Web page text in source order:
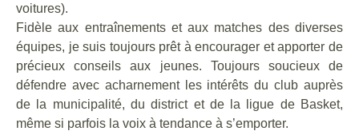
voitures).
Fidèle aux entraînements et aux matches des diverses
équipes, je suis toujours prêt à encourager et apporter de
précieux conseils aux jeunes. Toujours soucieux de
défendre avec acharnement les intérêts du club auprès
de la municipalité, du district et de la ligue de Basket,
même si parfois la voix à tendance à s’emporter.